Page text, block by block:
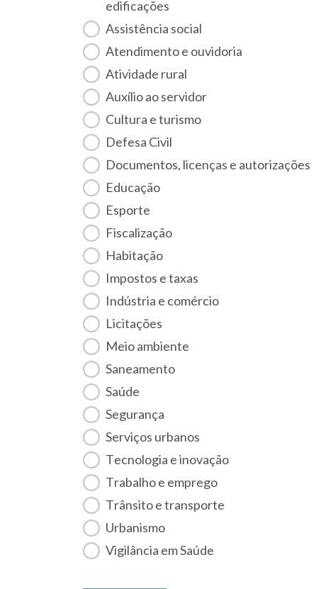
edificações
Assistência social
Atendimento e ouvidoria
Atividade rural
Auxílio ao servidor
Cultura e turismo
Defesa Civil
Documentos, licenças e autorizações
Educação
Esporte
Fiscalização
habitação
Impostos e taxas
Indústria e comércio
Licitações
Meio ambiente
Saneamento
Saúde
Segurança
Serviços urbanos
Tecnologia e inovação
Trabalho e emprego
Trânsito e transporte
Urbanismo
Vigilância em Saúde